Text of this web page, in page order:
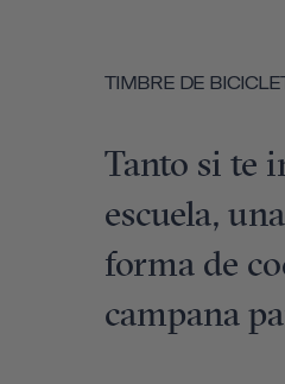
TIMBRE DE
Tanto si te
escuela,
forma de
campana